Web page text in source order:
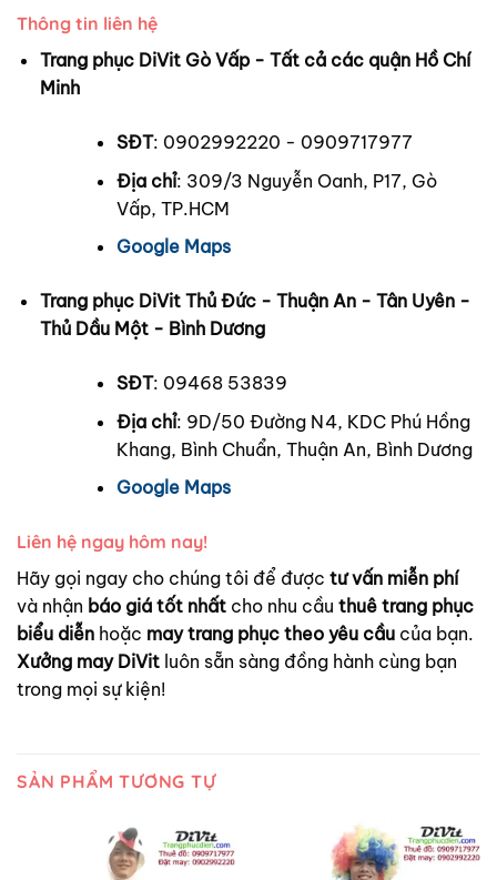
Thông tin liên hệ
Trang phục DiVit Gò Vấp - Tất cả các quận Hồ Chí
Minh
SĐT: 0902992220 - 0909717977
Địa chỉ: 309/3 Nguyễn Oanh, P17, Gò
Vấp, TP.HCM
Google Maps
Trang phục DiVit Thủ Đức - Thuận An - Tân Uyên -
Thủ Dầu Một - Bình Dương
SĐT: 09468 53839
Địa chỉ: 9D/50 Đường N4, KDC Phú Hồng
Khang, Bình Chuẩn, Thuận An, Bình Dương
Google Maps
Liên hệ ngay hôm nay!
Hãy gọi ngay cho chúng tôi để được tư vấn miễn phí
và nhận báo giá tốt nhất cho nhu cầu thuê trang phục
biểu diễn hoặc may trang phục theo yêu cầu của bạn.
Xưởng may DiVit luôn sẵn sàng đồng hành cùng bạn
trong mọi sự kiện!
SẢN PHẨM TƯƠNG TỰ